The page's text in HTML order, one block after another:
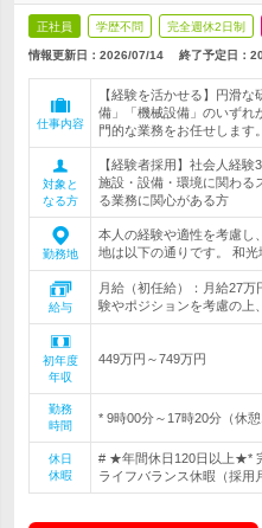
正社員 学歴不問 完全週休2日制
情報更新日：2026/07/14 終了予定日：
仕事内容
【経験を活かせる】円滑
備」「機械設備」のいずれ
門的な業務をお任せします。
対象と
なる方
【経験者採用】社会人経
施設・設備・環境に関わる
る業務に関心がある方
勤務地
本人の経験や適性を考慮し
地は以下の通りです。 和光
給与
月給（初任給）：月給27
験やポジションを考慮の
初年度
年収
449万円～749万円
勤務
時間
* 9時00分～17時20分（休憩
休日
休暇
# ★年間休日120日以上★*
ライフバランス休暇（採用